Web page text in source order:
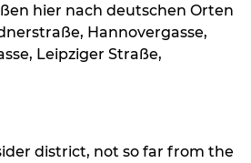
hier nach deutschen Orten
Hannovergasse,
Leipziger Straße,
district, not so far from the